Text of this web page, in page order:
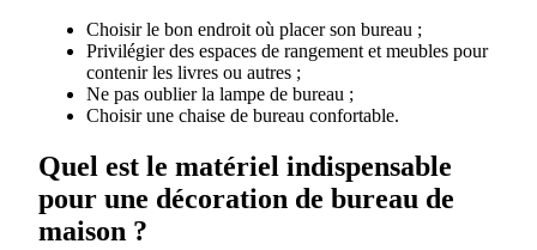
Choisir le bon endroit où placer son bureau ;
Privilégier des espaces de rangement et meubles pour
contenir les livres ou autres ;
Ne pas oublier la lampe de bureau ;
Choisir une chaise de bureau confortable.
Quel est le matériel indispensable
pour une décoration de bureau de
maison ?